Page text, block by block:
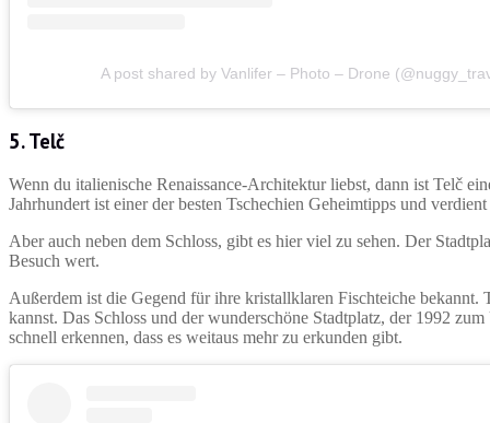
A post shared by Vanlifer – Photo – Drone
5. Telč
Wenn du italienische Renaissance-Architektur liebst, dann ist Telč
Jahrhundert ist einer der besten Tschechien Geheimtipps und
Aber auch neben dem Schloss, gibt es hier viel zu sehen. Der
Besuch wert.
Außerdem ist die Gegend für ihre kristallklaren Fischteiche
kannst. Das Schloss und der wunderschöne Stadtplatz, der 1992
schnell erkennen, dass es weitaus mehr zu erkunden gibt.